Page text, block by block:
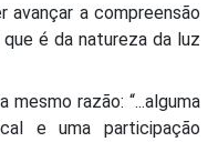
a compreensão
é da natureza da luz
razão: “...alguma
e uma participação